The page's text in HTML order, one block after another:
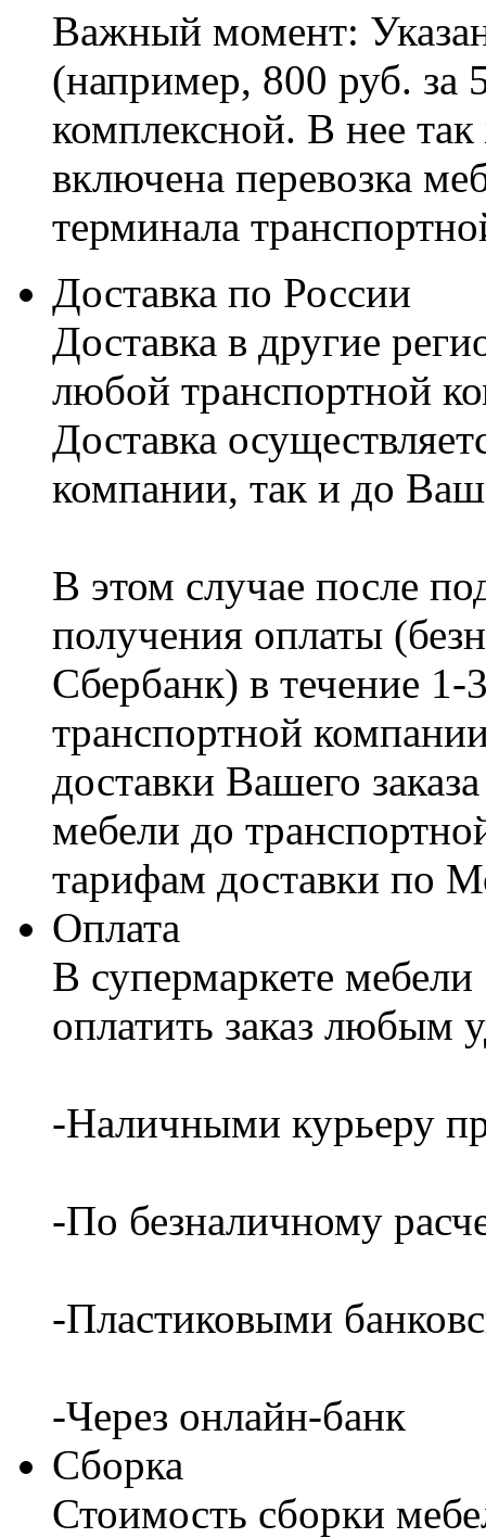
Важный момент:
(например, 800 руб. за
комплексной. В нее
включена перевозка
терминала
Доставка по России
Доставка в другие
любой транспортной
Доставка
компании, так и до
В этом случае после
получения оплаты
Сбербанк) в течение
транспортной
доставки Вашего
мебели до
тарифам доставки по
Оплата
В супермаркете
оплатить заказ любым
-Наличными курьеру
-По безналичному
-Пластиковыми
-Через онлайн-банк
Сборка
Стоимость сборки